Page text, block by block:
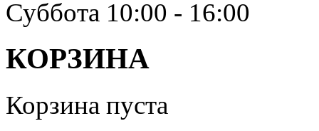
Суббота 10:00 - 16:00
КОРЗИНА
Корзина пуста